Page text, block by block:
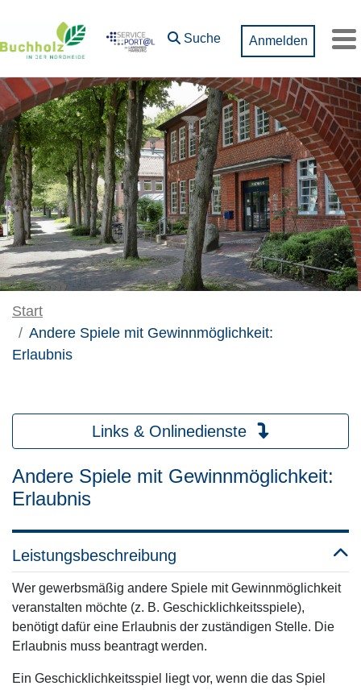
Suche Anmelden
Start
Andere Spiele mit Gewinnmöglichkeit:
Erlaubnis
Links & Onlinedienste
Andere Spiele mit Gewinnmöglichkeit:
Erlaubnis
Leistungsbeschreibung
Wer gewerbsmäßig andere Spiele mit Gewinnmöglichkeit
veranstalten möchte (z. B. Geschicklichkeitsspiele),
benötigt dafür eine Erlaubnis der zuständigen Stelle. Die
Erlaubnis muss beantragt werden.
Ein Geschicklichkeitsspiel liegt vor, wenn die das Spiel